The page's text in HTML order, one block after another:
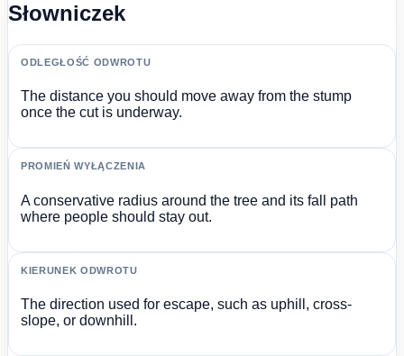
Słowniczek
ODLEGŁOŚĆ ODWROTU
The distance you should move away from the stump
once the cut is underway.
PROMIEŃ WYŁĄCZENIA
A conservative radius around the tree and its fall path
where people should stay out.
KIERUNEK ODWROTU
The direction used for escape, such as uphill, cross-
slope, or downhill.